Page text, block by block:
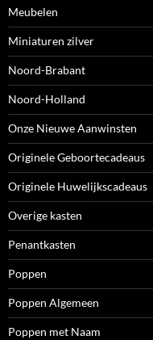
Meubelen
Miniaturen zilver
Noord-Brabant
Noord-Holland
Onze Nieuwe Aanwinsten
Originele Geboortecadeaus
Originele Huwelijkscadeaus
Overige kasten
Penantkasten
Poppen
Poppen Algemeen
Poppen met Naam